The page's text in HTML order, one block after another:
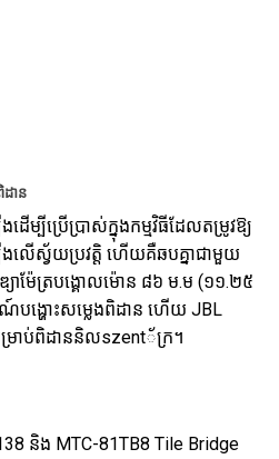
ដាន
ើម្បីប្រើប្រាស់ក្នុងកម្មវិធីដែលតម្រូវឱ្យ
ើស្វ័យប្រវត្តិ ហើយគឺឆបគ្នាជាមួយ
យាម៉ែត្របង្គោលម៉ោន ៨៦ ម.ម (១១.២៥
ង្ហោះសម្លេងពិដាន ហើយ JBL
ម្រាប់ពិដាននិលszent័ក្រ។
និង MTC-81TB8 Tile Bridge